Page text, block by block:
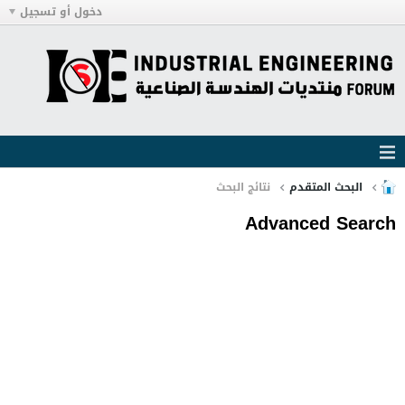
دخول أو تسجيل
البحث المتقدم نتائج البحث
Advanced Search